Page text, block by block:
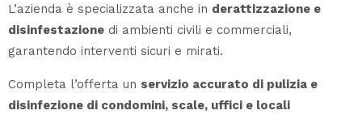
L’azienda è specializzata anche in derattizzazione e
disinfestazione di ambienti civili e commerciali,
garantendo interventi sicuri e mirati.
Completa l’offerta un servizio accurato di pulizia e
disinfezione di condomini, scale, uffici e locali